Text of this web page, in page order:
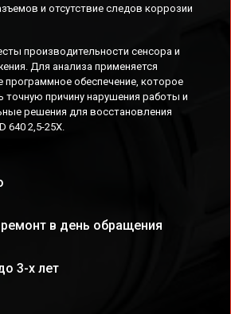
и отсутствие следов коррозии
производительности сенсора и
Для анализа применяется
программное обеспечение, которое
точную причину нарушения работы и
решения для восстановления
640 2,5-25X.
в день обращения
3-х лет